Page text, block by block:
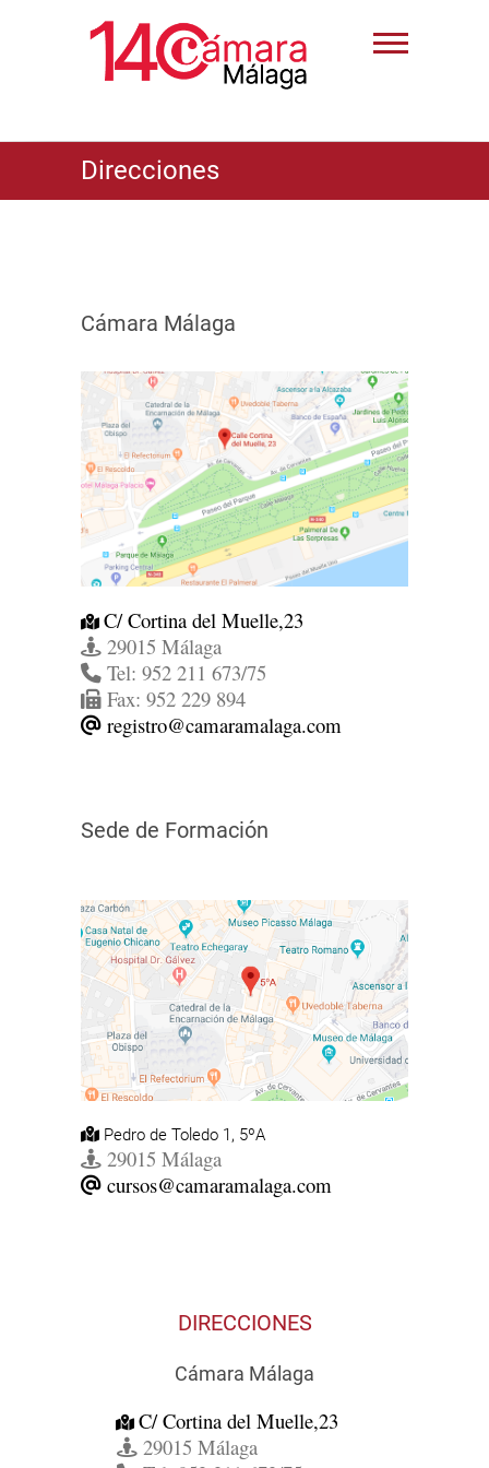
Direcciones
Cámara Málaga
C/ Cortina del Muelle,23
29015 Málaga
Tel: 952 211 673/75
Fax: 952 229 894
registro@camaramalaga.com
Sede de Formación
Pedro de Toledo 1, 5ºA
29015 Málaga
cursos@camaramalaga.com
DIRECCIONES
Cámara Málaga
C/ Cortina del Muelle,23
29015 Málaga